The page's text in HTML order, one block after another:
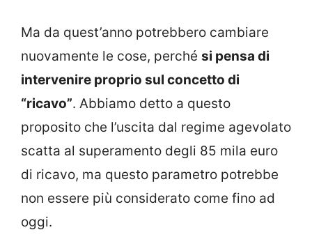
Ma da quest’anno potrebbero cambiare
nuovamente le cose, perché si pensa di
intervenire proprio sul concetto di
“ricavo”. Abbiamo detto a questo
proposito che l’uscita dal regime agevolato
scatta al superamento degli 85 mila euro
di ricavo, ma questo parametro potrebbe
non essere più considerato come fino ad
oggi.